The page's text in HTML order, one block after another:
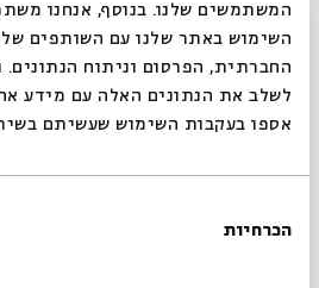
המשתמשים שלנו. בנוסף, אנחנו
השימוש באתר שלנו עם השותפים
החברתית, הפרסום וניתוח הנתונים.
לשלב את הנתונים האלה עם מידע
אספו בעקבות השימוש שעשיתם
הסכמה
הכרחיות
סגור